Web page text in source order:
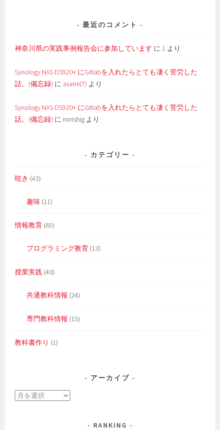
最近のコメント
神奈川県の実践事例報告会に参加しています に 1 より
Synology NAS DS920+ にGitlabを入れたらとても凄く苦労した
話。(備忘録) に asami(T) より
Synology NAS DS920+ にGitlabを入れたらとても凄く苦労した
話。(備忘録) に mnishig より
カテゴリー
呟き (43)
趣味 (11)
情報教育 (65)
プログラミング教育 (13)
授業実践 (40)
共通教科情報 (24)
専門教科情報 (15)
教科書作り (1)
アーカイブ
ア
RANKING